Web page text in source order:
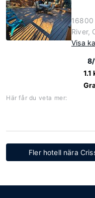
16800
River,
Visa
1.1
Här får du veta mer:
Fler hotell nära